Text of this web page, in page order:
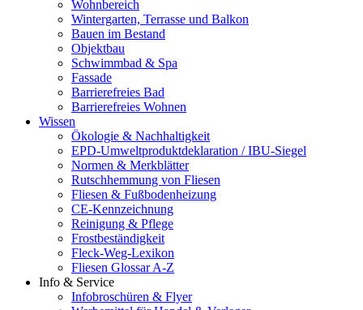
Wohnbereich
Wintergarten, Terrasse und Balkon
Bauen im Bestand
Objektbau
Schwimmbad & Spa
Fassade
Barrierefreies Bad
Barrierefreies Wohnen
Wissen
Ökologie & Nachhaltigkeit
EPD-Umweltproduktdeklaration / IBU-Siegel
Normen & Merkblätter
Rutschhemmung von Fliesen
Fliesen & Fußbodenheizung
CE-Kennzeichnung
Reinigung & Pflege
Frostbeständigkeit
Fleck-Weg-Lexikon
Fliesen Glossar A-Z
Info & Service
Infobroschüren & Flyer